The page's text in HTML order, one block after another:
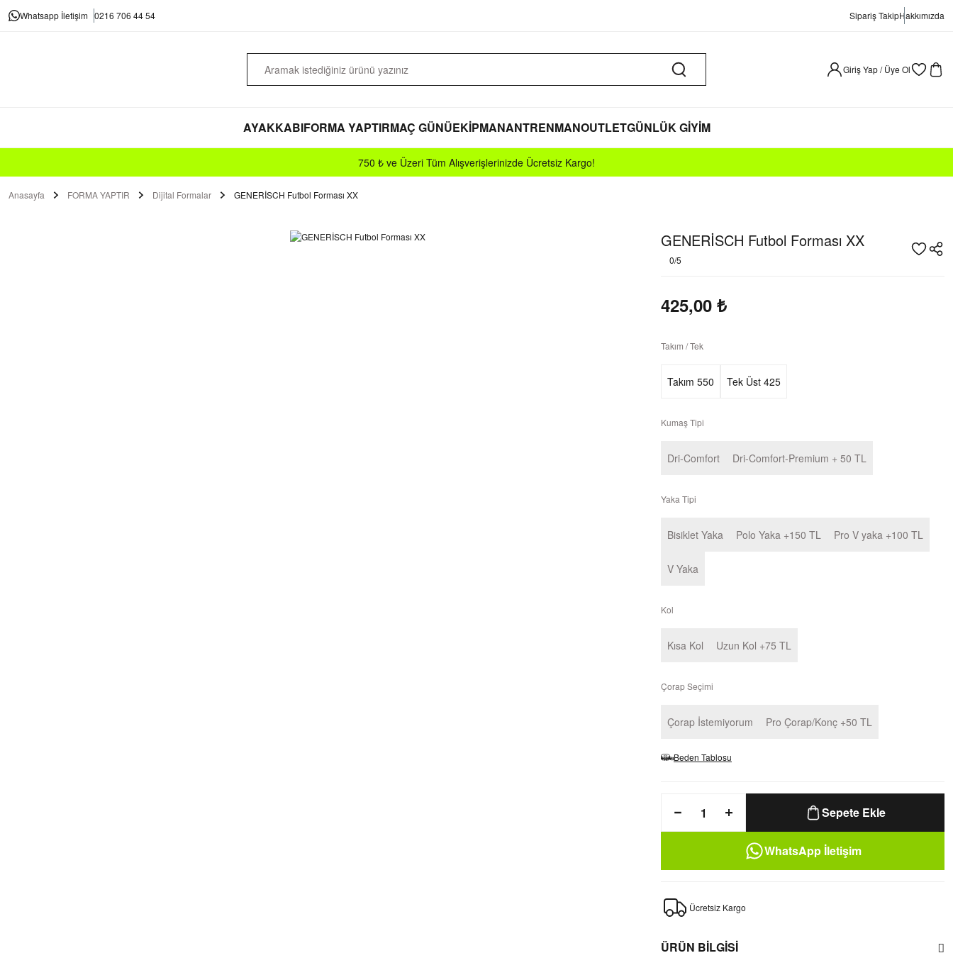
Whatsapp İletişim 0216 706 44 54 Sipariş TakipHakkımızda
Giriş Yap / Üye Ol
AYAKKABIFORMA YAPTIRMAÇ GÜNÜEKİPMANANTRENMANOUTLETGÜNLÜK GİYİM
750 ₺ ve Üzeri Tüm Alışverişlerinizde Ücretsiz Kargo!
Anasayfa FORMA YAPTIR Dijital Formalar GENERİSCH Futbol Forması XX
GENERİSCH Futbol Forması XX
0/5
425,00 ₺
Takım / Tek
Takım 550 Tek Üst 425
Kumaş Tipi
Dri-Comfort Dri-Comfort-Premium + 50 TL
Yaka Tipi
Bisiklet Yaka Polo Yaka +150 TL Pro V yaka +100 TL
V Yaka
Kol
Kısa Kol Uzun Kol +75 TL
Çorap Seçimi
Çorap İstemiyorum Pro Çorap/Konç +50 TL
Beden Tablosu
Sepete Ekle
WhatsApp İletişim
Ücretsiz Kargo
ÜRÜN BİLGİSİ